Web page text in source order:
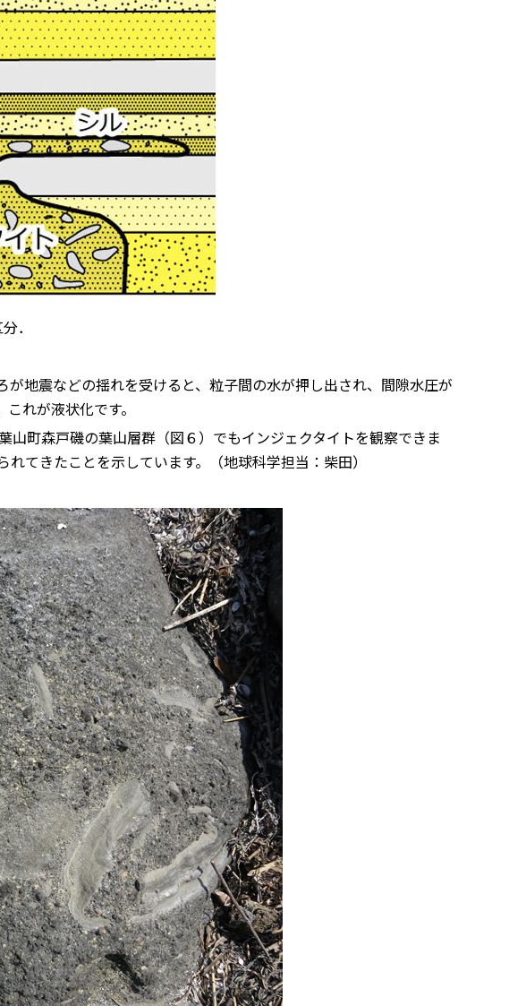
．
地震などの揺れを受けると、粒子間の水が押し出され、間隙水圧が
れが液状化です。
町森戸磯の葉山層群（図６）でもインジェクタイトを観察できま
てきたことを示しています。（地球科学担当：柴田）